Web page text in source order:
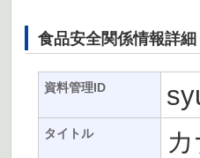
食品安全関係情報詳細
資料管理ID
タイトル